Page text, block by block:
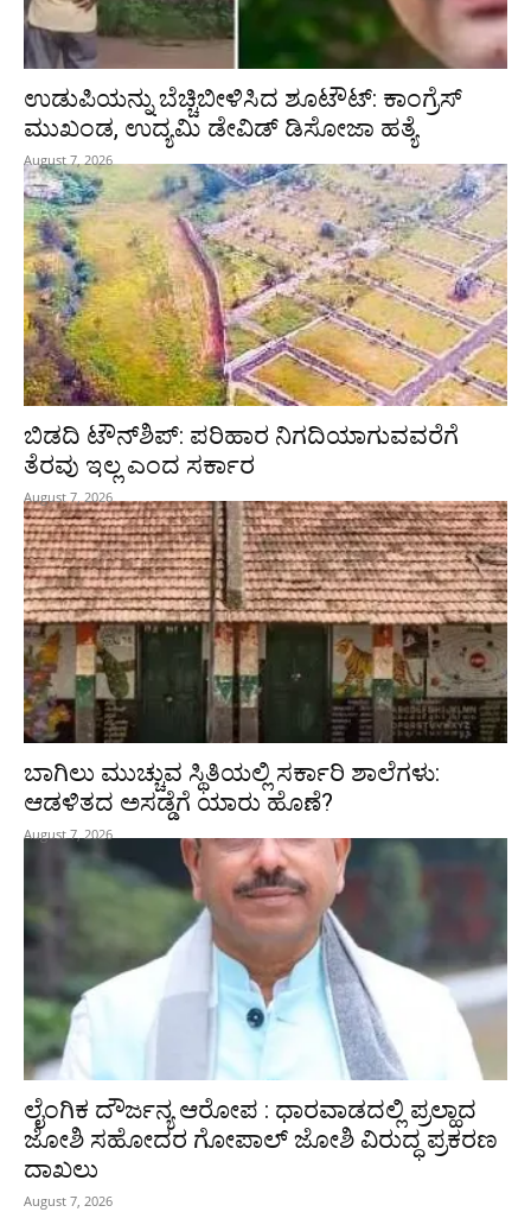
ಉಡುಪಿಯನ್ನು ಬೆಚ್ಚಿಬೀಳಿಸಿದ ಶೂಟೌಟ್‌: ಕಾಂಗ್ರೆಸ್‌
ಮುಖಂಡ, ಉದ್ಯಮಿ ಡೇವಿಡ್ ಡಿಸೋಜಾ ಹತ್ಯೆ
August 7, 2026
ಬಿಡದಿ ಟೌನ್‌ಶಿಪ್‌: ಪರಿಹಾರ ನಿಗದಿಯಾಗುವವರೆಗೆ
ತೆರವು ಇಲ್ಲ ಎಂದ ಸರ್ಕಾರ
August 7, 2026
ಬಾಗಿಲು ಮುಚ್ಚುವ ಸ್ಥಿತಿಯಲ್ಲಿ ಸರ್ಕಾರಿ ಶಾಲೆಗಳು:
ಆಡಳಿತದ ಅಸಡ್ಡೆಗೆ ಯಾರು ಹೊಣೆ?
August 7, 2026
ಲೈಂಗಿಕ ದೌರ್ಜನ್ಯ ಆರೋಪ : ಧಾರವಾಡದಲ್ಲಿ ಪ್ರಲ್ಹಾದ
ಜೋಶಿ ಸಹೋದರ ಗೋಪಾಲ್ ಜೋಶಿ ವಿರುದ್ಧ ಪ್ರಕರಣ
ದಾಖಲು
August 7, 2026